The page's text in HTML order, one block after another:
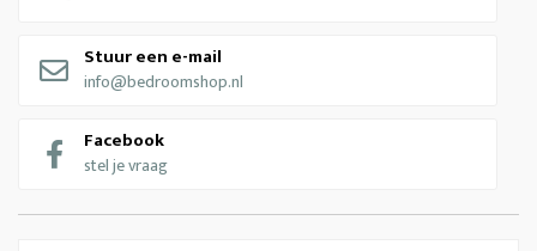
Stuur een e-mail
info@bedroomshop.nl
Facebook
stel je vraag